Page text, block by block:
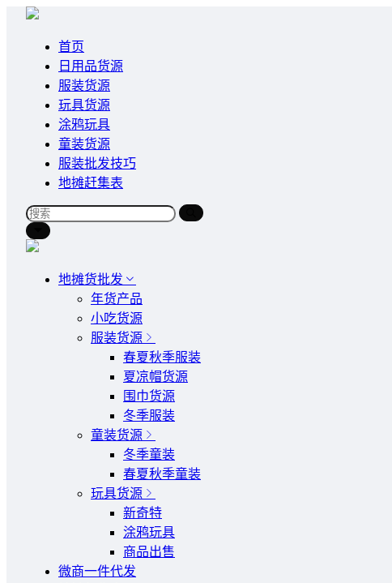
首页
日用品货源
服装货源
玩具货源
涂鸦玩具
童装货源
服装批发技巧
地摊赶集表
地摊货批发
年货产品
小吃货源
服装货源
春夏秋季服装
夏凉帽货源
围巾货源
冬季服装
童装货源
冬季童装
春夏秋季童装
玩具货源
新奇特
涂鸦玩具
商品出售
微商一件代发